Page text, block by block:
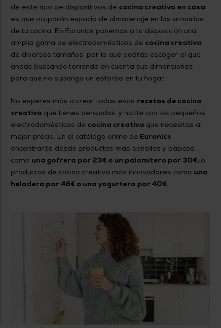
de este tipo de dispositivos de cocina creativa en casa,
es que ocuparán espacio de almacenaje en los armarios
de tu cocina. En Euronics ponemos a tu disposición una
amplia gama de electrodomésticos de cocina creativa
de diversos tamaños, por lo que podrás escoger el que
andas buscando teniendo en cuenta sus dimensiones
para que no suponga un estorbo en tu hogar.
No esperes más a crear todas esas recetas de cocina
creativa que tienes pensadas, y hazte con los pequeños
electrodomésticos de cocina creativa que necesitas al
mejor precio. En el catálogo online de Euronics
encontrarás desde productos más sencillos y básicos
como una gofrera por 23€ o un palomitero por 30€; o
productos de cocina creativa más innovadores como una
heladera por 48€ o una yogurtera por 40€.